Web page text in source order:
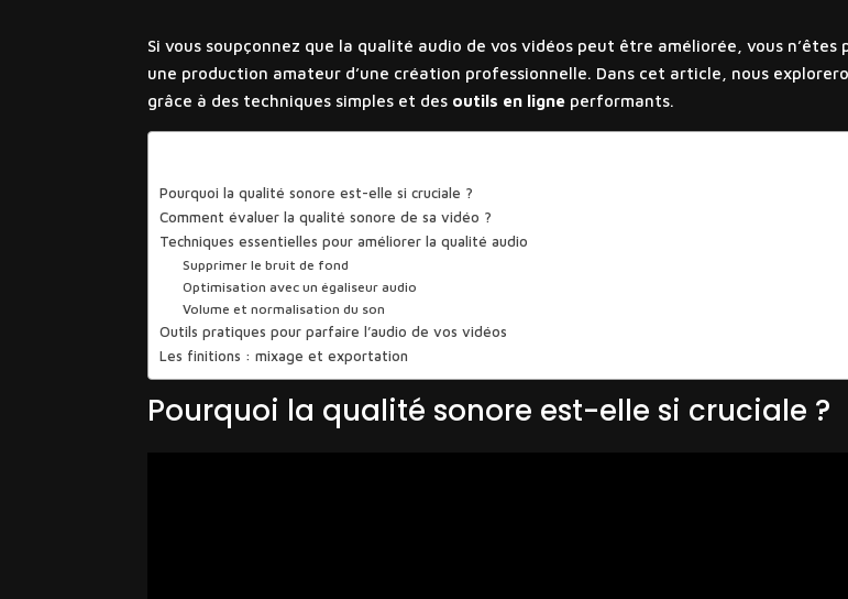
Si vous soupçonnez que la qualité audio de vos vidéos peut être améliorée, vous n’êtes
une production amateur d’une création professionnelle. Dans cet article, nous
grâce à des techniques simples et des outils en ligne performants.
Pourquoi la qualité sonore est-elle si cruciale ?
Comment évaluer la qualité sonore de sa vidéo ?
Techniques essentielles pour améliorer la qualité audio
Supprimer le bruit de fond
Optimisation avec un égaliseur audio
Volume et normalisation du son
Outils pratiques pour parfaire l’audio de vos vidéos
Les finitions : mixage et exportation
Pourquoi la qualité sonore est-elle si cruciale ?